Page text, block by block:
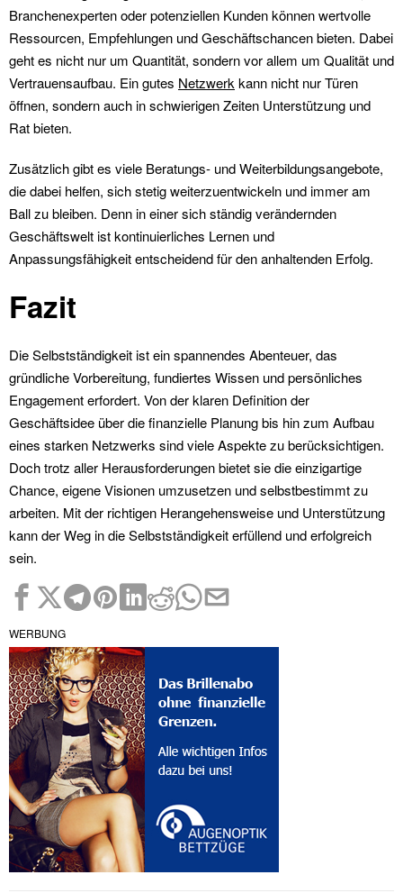
Branchenexperten oder potenziellen Kunden können wertvolle
Ressourcen, Empfehlungen und Geschäftschancen bieten. Dabei
geht es nicht nur um Quantität, sondern vor allem um Qualität und
Vertrauensaufbau. Ein gutes Netzwerkkann nicht nur Türen
öffnen, sondern auch in schwierigen Zeiten Unterstützung und
Rat bieten.
Zusätzlich gibt es viele Beratungs- und Weiterbildungsangebote,
die dabei helfen, sich stetig weiterzuentwickeln und immer am
Ball zu bleiben. Denn in einer sich ständig verändernden
Geschäftswelt ist kontinuierliches Lernen und
Anpassungsfähigkeit entscheidend für den anhaltenden Erfolg.
Fazit
Die Selbstständigkeit ist ein spannendes Abenteuer, das
gründliche Vorbereitung, fundiertes Wissen und persönliches
Engagement erfordert. Von der klaren Definition der
Geschäftsidee über die finanzielle Planung bis hin zum Aufbau
eines starken Netzwerks sind viele Aspekte zu berücksichtigen.
Doch trotz aller Herausforderungen bietet sie die einzigartige
Chance, eigene Visionen umzusetzen und selbstbestimmt zu
arbeiten. Mit der richtigen Herangehensweise und Unterstützung
kann der Weg in die Selbstständigkeit erfüllend und erfolgreich
sein.
WERBUNG